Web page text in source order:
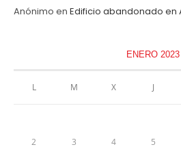
Anónimo en Edificio abandonado en
ENERO 2023
L M X J
2 3 4 5